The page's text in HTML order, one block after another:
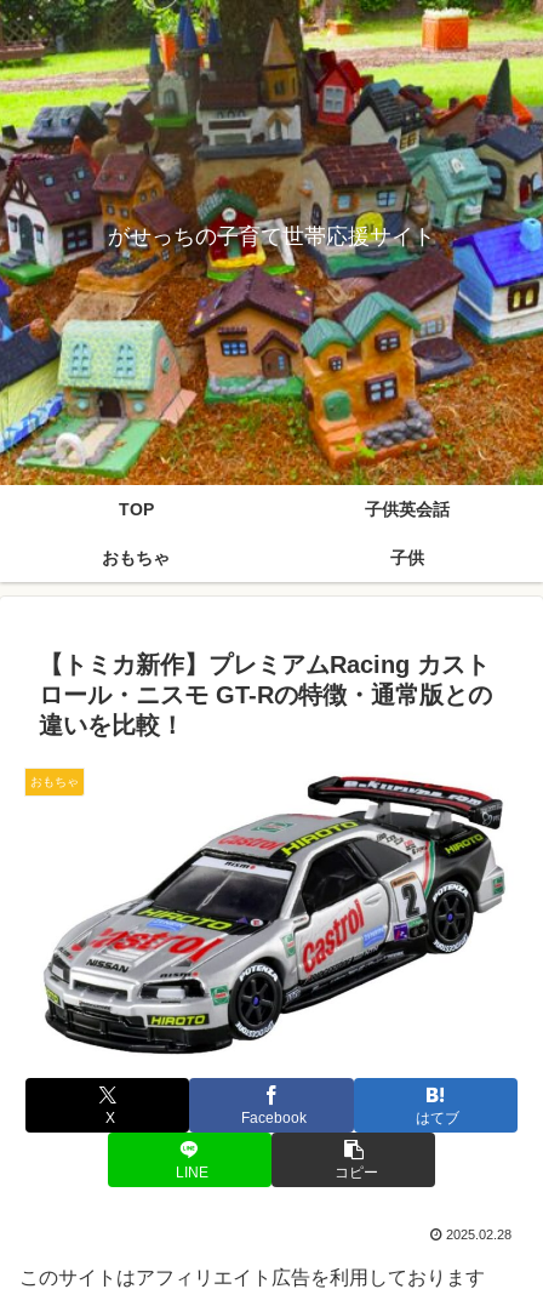
がせっちの子育て世帯応援サイト
TOP 子供英会話
おもちゃ 子供
【トミカ新作】プレミアムRacing カスト
ロール・ニスモ GT-Rの特徴・通常版との
違いを比較！
おもちゃ
X Facebook はてブ
LINE コピー
2025.02.28
このサイトはアフィリエイト広告を利用しております